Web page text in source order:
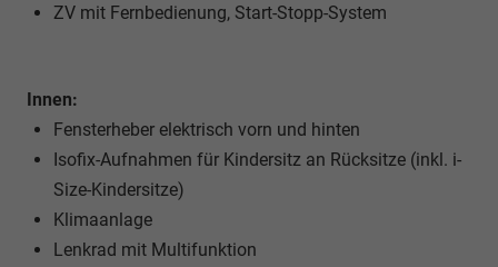
ZV mit Fernbedienung, Start-Stopp-System
Innen:
Fensterheber elektrisch vorn und hinten
Isofix-Aufnahmen für Kindersitz an Rücksitze (inkl. i-
Size-Kindersitze)
Klimaanlage
Lenkrad mit Multifunktion